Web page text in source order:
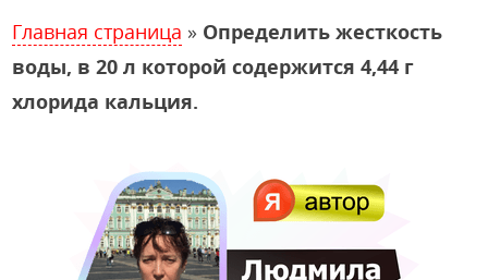
Главная страница » Определить жесткость
воды, в 20 л которой содержится 4,44 г
хлорида кальция.